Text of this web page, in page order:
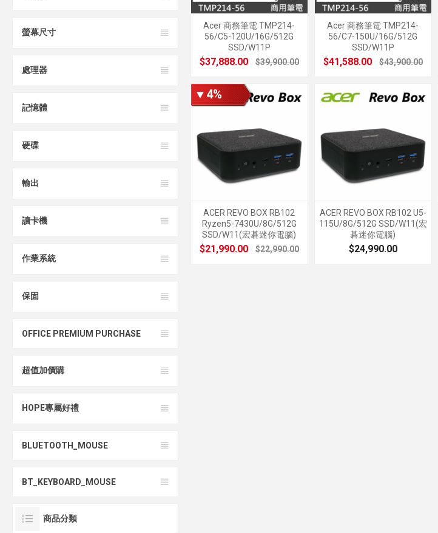
Acer 商務筆電 TMP214-
56/C5-120U/16G/512G
SSD/W11P
$37,888.00 $39,900.00
Acer 商務筆電 TMP214-
56/C7-150U/16G/512G
SSD/W11P
$41,588.00 $43,900.00
▼4%
ACER REVO BOX RB102
Ryzen5-7430U/8G/512G
SSD/W11(宏碁迷你電腦)
$21,990.00 $22,990.00
ACER REVO BOX RB102 U5-
115U/8G/512G SSD/W11(宏
碁迷你電腦)
$24,990.00
螢幕尺寸
處理器
記憶體
硬碟
輸出
讀卡機
作業系統
保固
OFFICE PREMIUM PURCHASE
超值加價購
HOPE專屬好禮
BLUETOOTH_MOUSE
BT_KEYBOARD_MOUSE
商品分類